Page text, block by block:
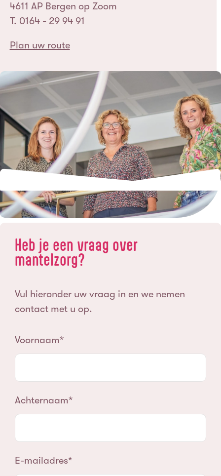
4611 AP Bergen op Zoom
T. 0164 - 29 94 91
Plan uw route
Heb je een vraag over
mantelzorg?
Vul hieronder uw vraag in en we nemen
contact met u op.
Voornaam
Achternaam
E-mailadres